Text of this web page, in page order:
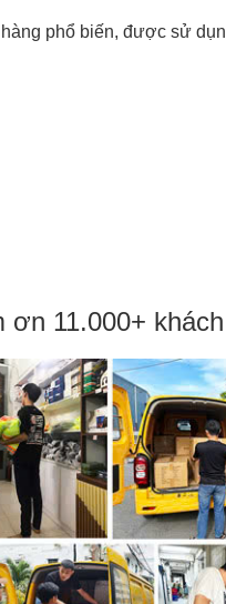
phổ biến, được sử
11.000+